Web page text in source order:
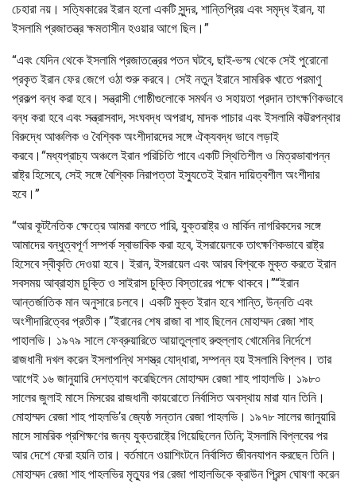
চেহারা নয়। সত্যিকারের ইরান হলো একটি সুন্দর, শান্তিপ্রিয় এবং সমৃদ্ধ ইরান, যা
ইসলামি প্রজাতন্ত্র ক্ষমতাসীন হওয়ার আগে ছিল।”
“এবং যেদিন থেকে ইসলামি প্রজাতন্ত্রের পতন ঘটবে, ছাই-ভস্ম থেকে সেই পুরোনো
প্রকৃত ইরান ফের জেগে ওঠা শুরু করবে। সেই নতুন ইরানে সামরিক খাতে পরমাণু
প্রকল্প বন্ধ করা হবে। সন্ত্রাসী গোষ্ঠীগুলোকে সমর্থন ও সহায়তা প্রদান তাৎক্ষণিকভাবে
বন্ধ করা হবে এবং সন্ত্রাসবাদ, সংঘবদ্ধ অপরাধ, মাদক পাচার এবং ইসলামি কট্টরপন্থার
বিরুদ্ধে আঞ্চলিক ও বৈশ্বিক অংশীদারদের সঙ্গে ঐক্যবদ্ধ ভাবে লড়াই
করবে।“মধ্যপ্রাচ্য অঞ্চলে ইরান পরিচিতি পাবে একটি স্থিতিশীল ও মিত্রভাবাপন্ন
রাষ্ট্র হিসেবে, সেই সঙ্গে বৈশ্বিক নিরাপত্তা ইস্যুতেই ইরান দায়িত্বশীল অংশীদার
হবে।”
“আর কূটনৈতিক ক্ষেত্রে আমরা বলতে পারি, যুক্তরাষ্ট্র ও মার্কিন নাগরিকদের সঙ্গে
আমাদের বন্ধুত্বপূর্ণ সম্পর্ক স্বাভাবিক করা হবে, ইসরায়েলকে তাৎক্ষণিকভাবে রাষ্ট্র
হিসেবে স্বীকৃতি দেওয়া হবে। ইরান, ইসরায়েল এবং আরব বিশ্বকে মুক্ত করতে ইরান
সবসময় আব্রাহাম চুক্তি ও সাইরাস চুক্তি বিস্তারের পক্ষে থাকবে।”“ইরান
আন্তর্জাতিক মান অনুসারে চলবে। একটি মুক্ত ইরান হবে শান্তি, উন্নতি এবং
অংশীদারিত্বের প্রতীক।”ইরানের শেষ রাজা বা শাহ ছিলেন মোহাম্মদ রেজা শাহ
পাহালভি। ১৯৭৯ সালে ফেব্রুয়ারিতে আয়াতুল্লাহ রুহুল্লাহ খোমেনির নির্দেশে
রাজধানী দখল করেন ইসলাপন্থি সশস্ত্র যোদ্ধারা, সম্পন্ন হয় ইসলামি বিপ্লব। তার
আগেই ১৬ জানুয়ারি দেশত্যাগ করেছিলেন মোহাম্মদ রেজা শাহ পাহালভি। ১৯৮০
সালের জুলাই মাসে মিসরের রাজধানী কায়রোতে নির্বাসিত অবস্থায় মারা যান তিনি।
মোহাম্মদ রেজা শাহ পাহলভি’র জ্যেষ্ঠ সন্তান রেজা পাহলভি। ১৯৭৮ সালের জানুয়ারি
মাসে সামরিক প্রশিক্ষণের জন্য যুক্তরাষ্ট্রে গিয়েছিলেন তিনি; ইসলামি বিপ্লবের পর
আর দেশে ফেরা হয়নি তার। বর্তমানে ওয়াশিংটনে নির্বাসিত জীবনযাপন করছেন তিনি।
মোহাম্মদ রেজা শাহ পাহলভির মৃত্যুর পর রেজা পাহালভিকে ক্রাউন প্রিন্স ঘোষণা করেন